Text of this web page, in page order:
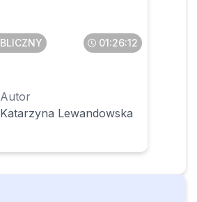
01:26:12
Autor
Katarzyna Lewandowska